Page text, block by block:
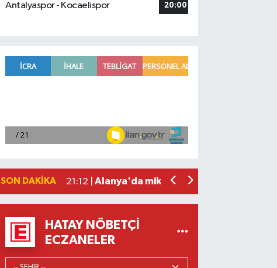
Antalyaspor - Kocaelispor 20:00
SON DAKIKA
2026 Air Badminton Türkiye
21:12 | Alanya'da mikroplastik kirliliği
HATAY NÖBETÇI
ECZANELER